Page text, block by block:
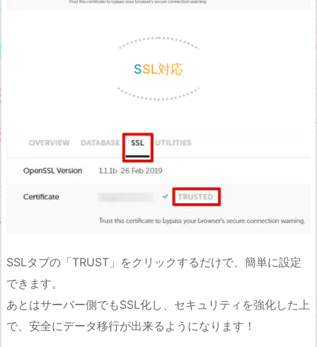
SSL対応
SSLタブの「TRUST」をクリックするだけで、簡単に設定
できます。
あとはサーバー側でもSSL化し、セキュリティを強化した上
で、安全にデータ移行が出来るようになります！